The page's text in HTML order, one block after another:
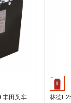
丰田叉车
林德